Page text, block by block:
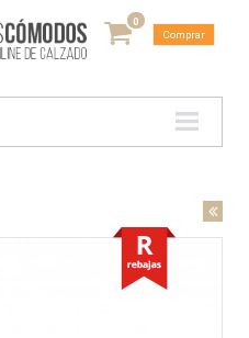
0
Comprar